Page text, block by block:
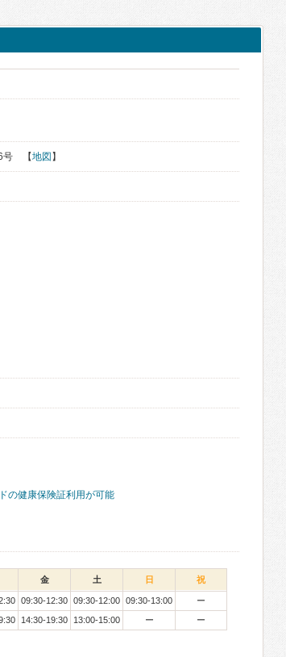
号 【地図 】
の健康保険証利用が可能
金 土 日 祝
09:30-12:30 09:30-12:00 09:30-13:00
ー
14:30-19:30 13:00-15:00 ー ー